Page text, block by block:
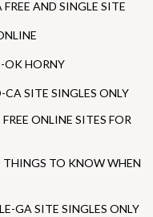
AND SINGLE SITE
OK HORNY
SITE SINGLES ONLY
ONLINE SITES FOR
TO KNOW WHEN
GA SITE SINGLES ONLY